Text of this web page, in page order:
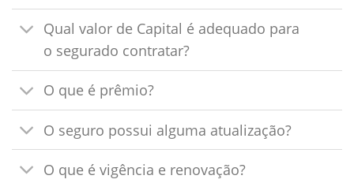
Qual valor de Capital é adequado para
o segurado contratar?
O que é prêmio?
O seguro possui alguma atualização?
O que é vigência e renovação?